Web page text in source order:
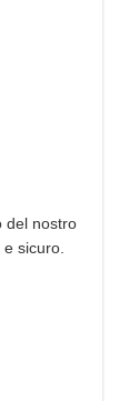
del nostro
sicuro.